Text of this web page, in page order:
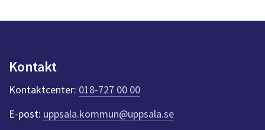
y
n
t
r
Kontakt
Kontaktcenter: 018-727 00 00
E-post: uppsala.kommun@uppsala.se